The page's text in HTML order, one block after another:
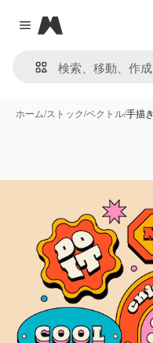
Close menu
Magnific
ホーム/ストック/ベクトル/手描